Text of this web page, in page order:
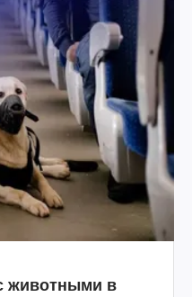
животными в